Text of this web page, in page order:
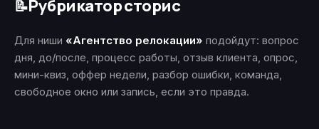
📝Рубрикатор сторис
Для ниши «Агентство релокации» подойдут: вопрос
дня, до/после, процесс работы, отзыв клиента, опрос,
мини-квиз, оффер недели, разбор ошибки, команда,
свободное окно или запись, если это правда.